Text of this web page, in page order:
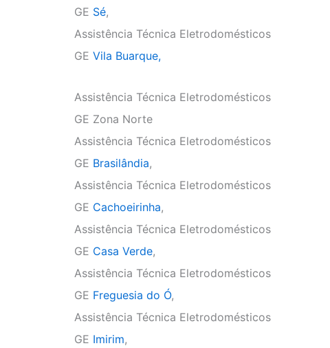
GE Sé,
Assistência Técnica Eletrodomésticos
GE Vila Buarque,
Assistência Técnica Eletrodomésticos
GE Zona Norte
Assistência Técnica Eletrodomésticos
GE Brasilândia,
Assistência Técnica Eletrodomésticos
GE Cachoeirinha,
Assistência Técnica Eletrodomésticos
GE Casa Verde,
Assistência Técnica Eletrodomésticos
GE Freguesia do Ó,
Assistência Técnica Eletrodomésticos
GE Imirim,